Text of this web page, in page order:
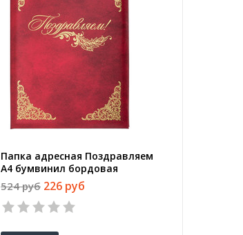
Папка адресная Поздравляем
А4 бумвинил бордовая
524 руб 226 руб